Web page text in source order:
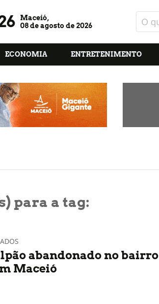
Maceió,
08 de agosto de 2026
ECONOMIA ENTRETENIMENTO
para a tag:
abandonado no bairro
Maceió